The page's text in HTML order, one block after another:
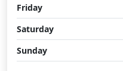
Friday
Saturday
Sunday